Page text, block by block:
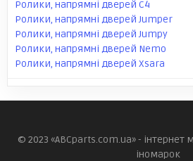
Ролики, напрямні дверей C4
Ролики, напрямні дверей Jumper
Ролики, напрямні дверей Jumpy
Ролики, напрямні дверей Nemo
Ролики, напрямні дверей Xsara
© 2023 «ABCparts.com.ua» - інтернет
іномарок